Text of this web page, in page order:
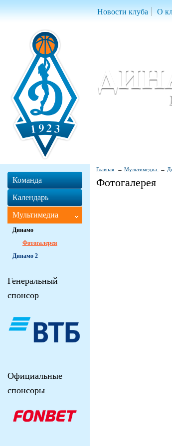
Новости клуба О
Главная Мультимедиа
Фотогалерея
Команда
Календарь
Мультимедиа
Динамо
Фотогалерея
Динамо 2
Генеральный
спонсор
Официальные
спонсоры